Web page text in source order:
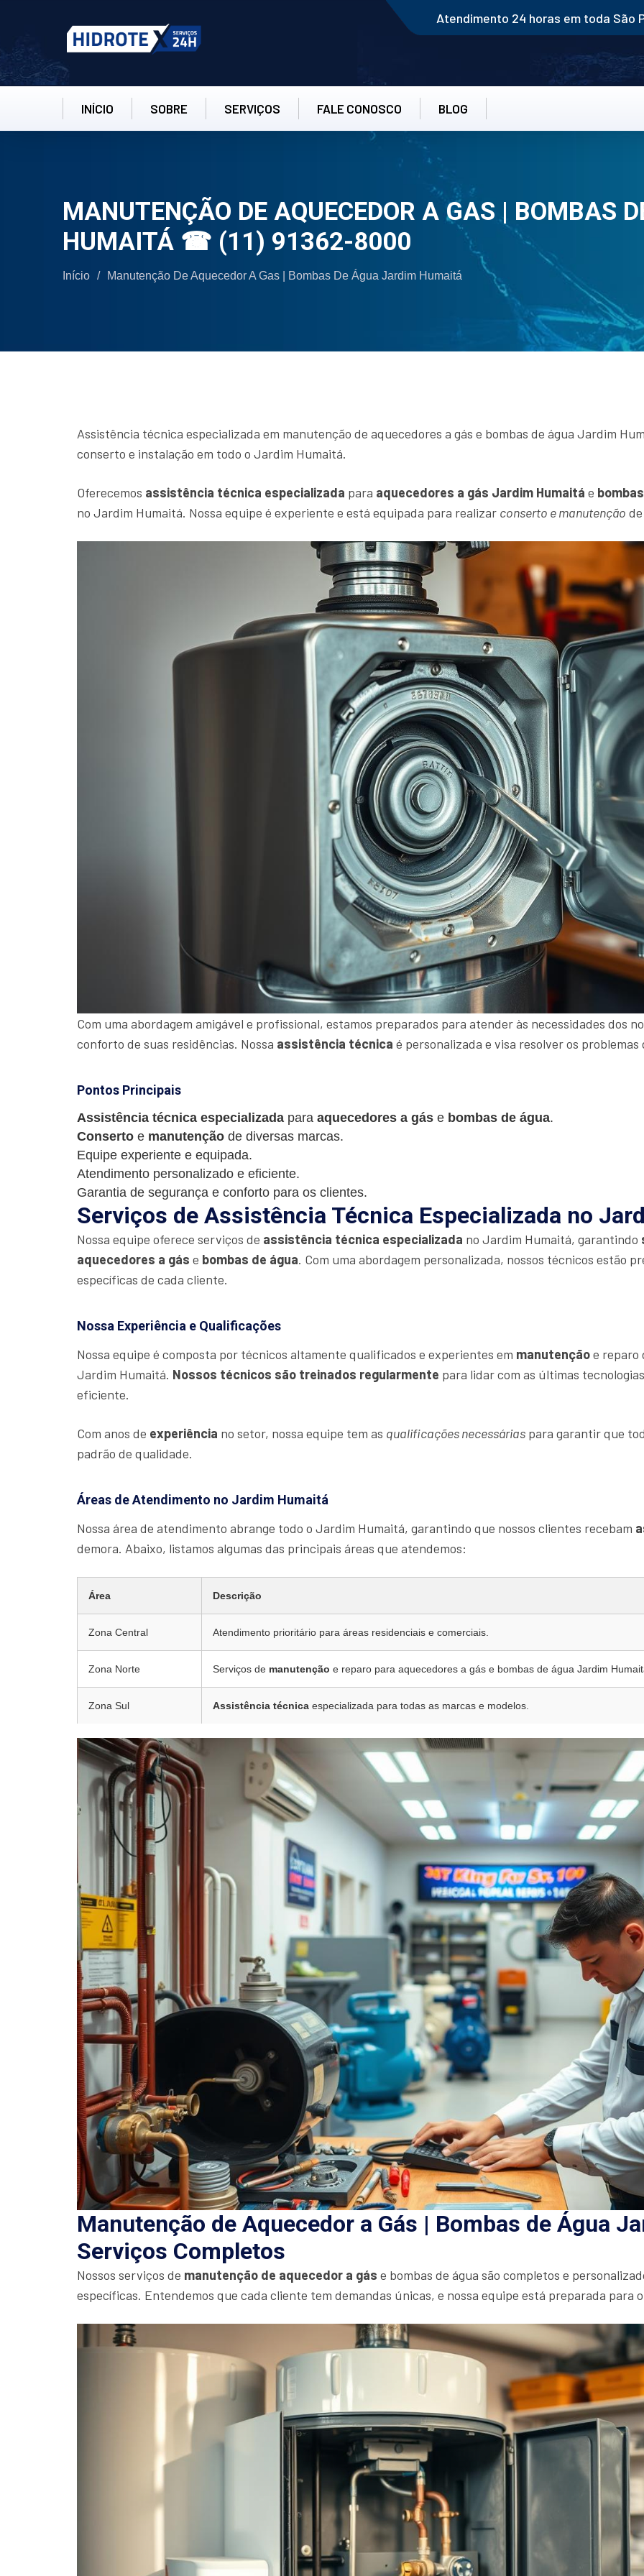
Atendimento 24 horas em toda São
INÍCIO SOBRE SERVIÇOS FALE CONOSCO BLOG
MANUTENÇÃO DE AQUECEDOR A GAS | BOMBAS
HUMAITÁ ☎ (11) 91362-8000
Início / Manutenção De Aquecedor A Gas | Bombas De Água Jardim Humaitá
Assistência técnica especializada em manutenção de aquecedores a gás e bombas de água Jardim
conserto e instalação em todo o Jardim Humaitá.
Oferecemos assistência técnica especializada para aquecedores a gás Jardim Humaitá e
no Jardim Humaitá. Nossa equipe é experiente e está equipada para realizar conserto e manutenção
Com uma abordagem amigável e profissional, estamos preparados para atender às necessidades dos
conforto de suas residências. Nossa assistência técnica é personalizada e visa resolver os
Pontos Principais
Assistência técnica especializada para aquecedores a gás e bombas de água.
Conserto e manutenção de diversas marcas.
Equipe experiente e equipada.
Atendimento personalizado e eficiente.
Garantia de segurança e conforto para os clientes.
Serviços de Assistência Técnica Especializada no
Nossa equipe oferece serviços de assistência técnica especializada no Jardim Humaitá, garantindo
aquecedores a gás e bombas de água. Com uma abordagem personalizada, nossos técnicos estão
específicas de cada cliente.
Nossa Experiência e Qualificações
Nossa equipe é composta por técnicos altamente qualificados e experientes em manutençãoe reparo
Jardim Humaitá. Nossos técnicos são treinados regularmente para lidar com as últimas
eficiente.
Com anos de experiência no setor, nossa equipe tem as qualificações necessárias para garantir que
padrão de qualidade.
Áreas de Atendimento no Jardim Humaitá
Nossa área de atendimento abrange todo o Jardim Humaitá, garantindo que nossos clientes recebam
demora. Abaixo, listamos algumas das principais áreas que atendemos:
Área Descrição
Zona Central Atendimento prioritário para áreas residenciais e comerciais.
Zona Norte Serviços de manutenção e reparo para aquecedores a gás e bombas de água Jardim
Zona Sul Assistência técnica especializada para todas as marcas e modelos.
Manutenção de Aquecedor a Gás | Bombas de Água
Serviços Completos
Nossos serviços de manutenção de aquecedor a gás e bombas de água são completos e
específicas. Entendemos que cada cliente tem demandas únicas, e nossa equipe está preparada para